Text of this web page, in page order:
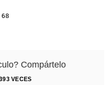
Compártelo
VECES